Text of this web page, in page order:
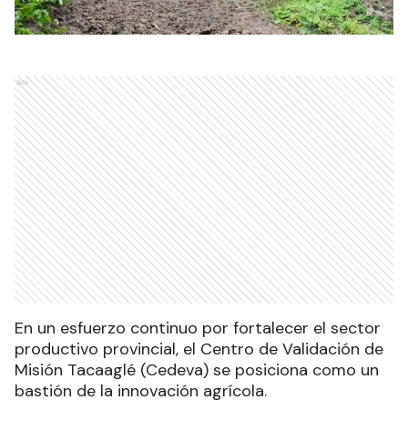
Ads
En un esfuerzo continuo por fortalecer el sector
productivo provincial, el Centro de Validación de
Misión Tacaaglé (Cedeva) se posiciona como un
bastión de la innovación agrícola.